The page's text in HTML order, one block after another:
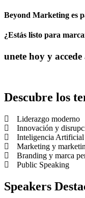
Beyond Marketing es
¿Estás listo para
unete hoy y
Descubre los
Liderazgo moderno
Innovación y
Inteligencia Artificial
Marketing y
Branding y marca
Public Speaking
Speakers